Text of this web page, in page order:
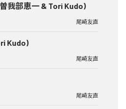
我部恵一 & Tori Kudo)
尾崎友直
Kudo)
尾崎友直
尾崎友直